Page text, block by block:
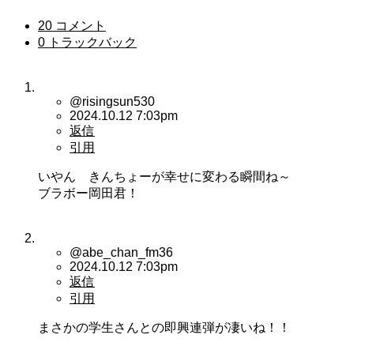
20 コメント
0 トラックバック
@risingsun530
2024.10.12 7:03pm
返信
引用
いやん きんちょーが幸せに変わる瞬間ね～
ブラボー岡田君！
@abe_chan_fm36
2024.10.12 7:03pm
返信
引用
まさかの学生さんとの即興連弾が凄いね！！